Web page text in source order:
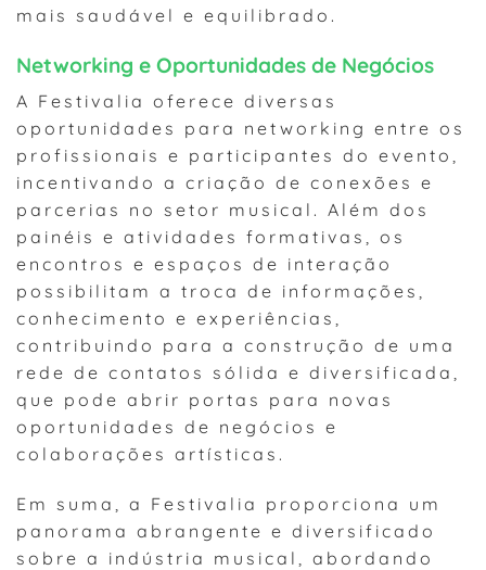
mais saudável e equilibrado.
Networking e Oportunidades de Negócios
A Festivalia oferece diversas
oportunidades para networking entre os
profissionais e participantes do evento,
incentivando a criação de conexões e
parcerias no setor musical. Além dos
painéis e atividades formativas, os
encontros e espaços de interação
possibilitam a troca de informações,
conhecimento e experiências,
contribuindo para a construção de uma
rede de contatos sólida e diversificada,
que pode abrir portas para novas
oportunidades de negócios e
colaborações artísticas.
Em suma, a Festivalia proporciona um
panorama abrangente e diversificado
sobre a indústria musical, abordando